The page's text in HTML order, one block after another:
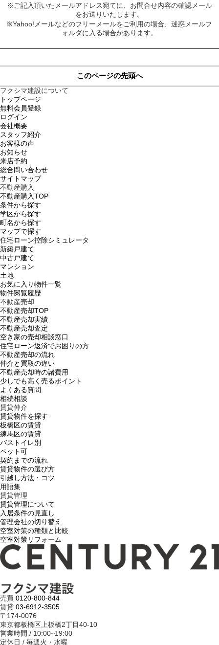
※ご記入頂いたメールアドレス宛てに、お問合せ内容の確認メール
をお送りいたします。
※Yahoo!メールなどのフリーメールをご利用の場合、迷惑メールフ
ォルダに入る場合があります。
このページの先頭へ
フクシマ建設について
トップページ
無料会員登録
ログイン
会社概要
スタッフ紹介
お客様の声
お知らせ
来店予約
総合問い合わせ
サイトマップ
不動産購入
不動産購入TOP
条件から探す
学区から探す
町名から探す
マップで探す
住宅ローン控除シミュレータ
新築戸建て
中古戸建て
マンション
土地
お気に入り物件一覧
物件閲覧履歴
不動産売却
不動産売却TOP
不動産売却実績
不動産売却査定
空き家の売却相談窓口
住宅ローン返済でお困りの方
不動産売却の流れ
仲介と買取の違い
不動産売却時の諸費用
少しでも高く売るポイント
よくある質問
相続相談
賃貸仲介
賃貸物件を探す
板橋区の賃貸
練馬区の賃貸
バストイレ別
ペット可
契約までの流れ
賃貸物件の選び方
引越し方法・コツ
用語集
賃貸管理
賃貸管理について
入居条件の見直し
管理会社の切り替え
空室対策の種類と比較
空室対策リフォーム
売買 0120-800-844
賃貸 03-6912-3505
〒174-0076
東京都板橋区上板橋2丁目40-10
営業時間 / 10:00~19:00
定休日 / 毎週火・水曜